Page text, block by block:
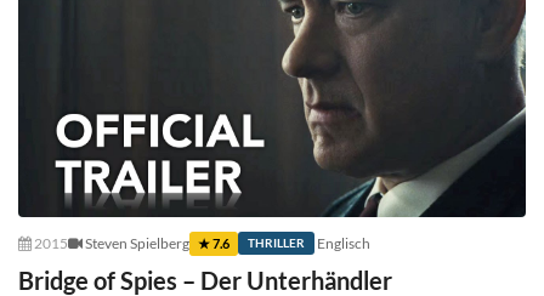
2015 Steven Spielberg ★ 7.6 THRILLER Englisch
Bridge of Spies – Der Unterhändler